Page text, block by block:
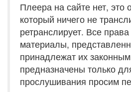
Плеера на сайте нет, это
который ничего не
ретранслирует. Все
материалы,
принадлежат их
предназначены только
прослушивания просим